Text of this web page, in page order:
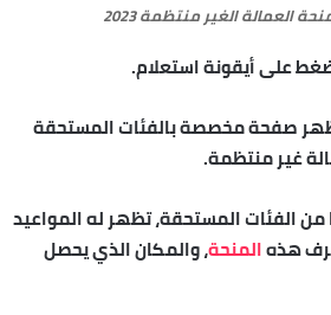
العمالة الغير منتظمة 2023
على أيقونة استعلام.
صفحة مخصصة بالفئات المستحقة
غير منتظمة.
الفئات المستحقة، تظهر له المواعيد
هذهالمنحة، والمكان الذي يحصل